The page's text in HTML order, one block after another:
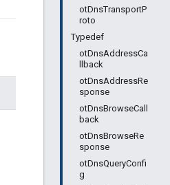
otDnsTransportP
roto
Typedef
otDnsAddressCa
llback
otDnsAddressRe
sponse
otDnsBrowseCall
back
otDnsBrowseRe
sponse
otDnsQueryConfi
g